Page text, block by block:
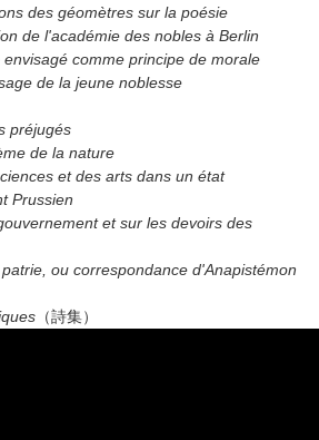
des géomètres sur la poésie
de l'académie des nobles à Berlin
comme principe de morale
de la jeune noblesse
préjugés
de la nature
et des arts dans un état
Prussien
et sur les devoirs des
ou correspondance d'Anapistémon
（詩集）